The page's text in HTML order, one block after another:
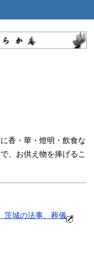
香・華・燈明・飲食な
、お供え物を捧げるこ
茨城の法事、葬儀